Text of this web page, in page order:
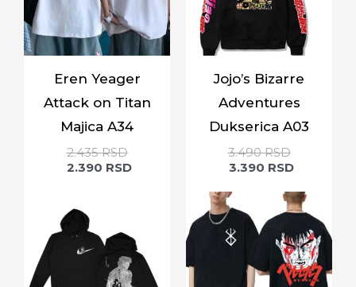
Eren Yeager
Attack on Titan
Majica A34
2.435RSD
2.390 RSD
Jojo’s Bizarre
Adventures
Dukserica A03
3.490RSD
3.390 RSD